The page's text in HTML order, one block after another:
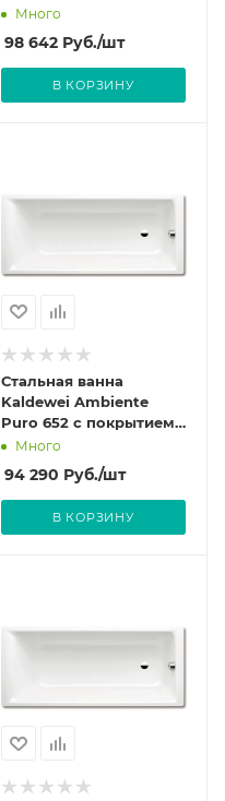
Много
98 642Руб./шт
В КОРЗИНУ
Стальная ванна
Kaldewei Ambiente
Puro 652 с покрытием
Easy-Clean
Много
94 290 Руб./шт
В КОРЗИНУ